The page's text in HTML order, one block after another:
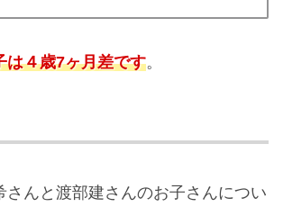
は４歳7ヶ月差です。
さんと渡部建さんのお子さんについ